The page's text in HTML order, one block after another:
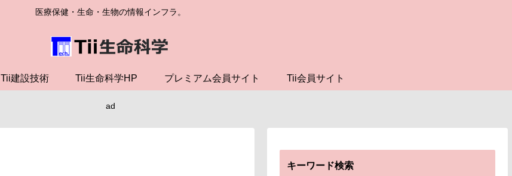
医療保健・生命・生物の情報インフラ。
Tii建設技術 Tii生命科学HP プレミアム会員サイト Tii会員サイト
ad
キーワード検索